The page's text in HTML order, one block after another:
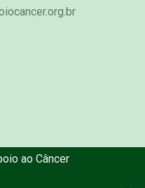
ao Câncer